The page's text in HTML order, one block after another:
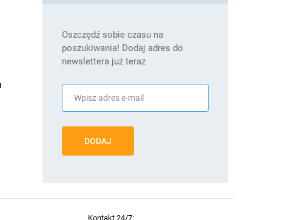
Oszczędź sobie czasu na
poszukiwania! Dodaj adres do
newslettera już teraz
DODAJ
Kontakt 24/7: